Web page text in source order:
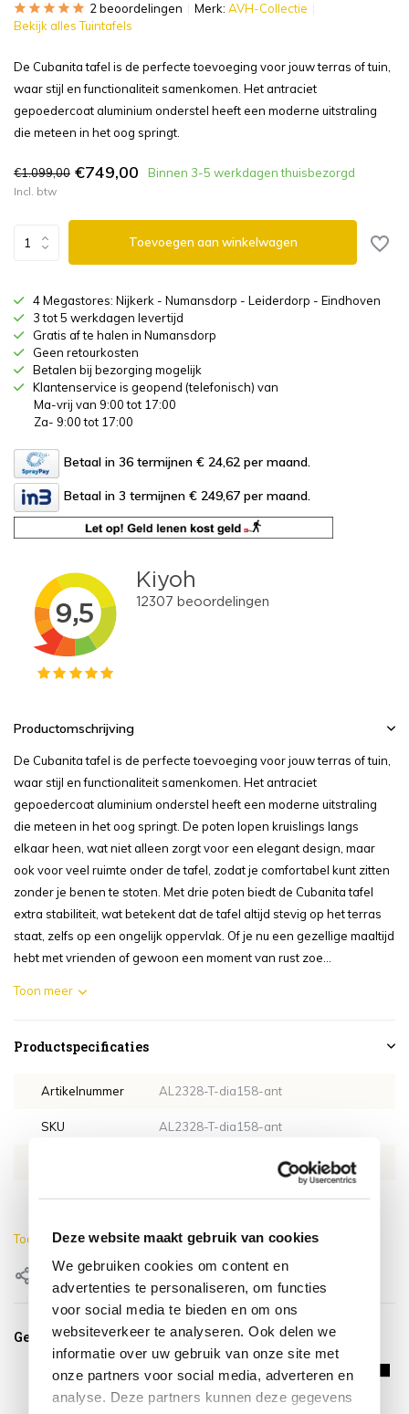
Deze website maakt gebruik van cookies
We gebruiken cookies om content en
advertenties te personaliseren, om functies
voor social media te bieden en om ons
websiteverkeer te analyseren. Ook delen we
informatie over uw gebruik van onze site met
onze partners voor social media, adverteren en
analyse. Deze partners kunnen deze gegevens
2 beoordelingen Merk: AVH-Collectie
Bekijk alles Tuintafels
De Cubanita tafel is de perfecte toevoeging voor jouw terras of tuin,
waar stijl en functionaliteit samenkomen. Het antraciet
gepoedercoat aluminium onderstel heeft een moderne uitstraling
die meteen in het oog springt.
€1.099,00 €749,00 Binnen 3-5 werkdagen thuisbezorgd
Incl. btw
Toevoegen aan winkelwagen
4 Megastores: Nijkerk - Numansdorp - Leiderdorp - Eindhoven
3 tot 5 werkdagen levertijd
Gratis af te halen in Numansdorp
Geen retourkosten
Betalen bij bezorging mogelijk
Klantenservice is geopend (telefonisch) van
Ma-vrij van 9:00 tot 17:00
Za- 9:00 tot 17:00
Betaal in 36 termijnen € 24,62 per maand.
Betaal in 3 termijnen € 249,67 per maand.
Productomschrijving
De Cubanita tafel is de perfecte toevoeging voor jouw terras of tuin,
waar stijl en functionaliteit samenkomen. Het antraciet
gepoedercoat aluminium onderstel heeft een moderne uitstraling
die meteen in het oog springt. De poten lopen kruislings langs
elkaar heen, wat niet alleen zorgt voor een elegant design, maar
ook voor veel ruimte onder de tafel, zodat je comfortabel kunt zitten
zonder je benen te stoten. Met drie poten biedt de Cubanita tafel
extra stabiliteit, wat betekent dat de tafel altijd stevig op het terras
staat, zelfs op een ongelijk oppervlak. Of je nu een gezellige maaltijd
hebt met vrienden of gewoon een moment van rust zoe...
Toon meer
Productspecificaties
Artikelnummer AL2328-T-dia158-ant
SKU AL2328-T-dia158-ant
Hoogte 74 cm
Toon meer
Delen
Gerelateerde producten